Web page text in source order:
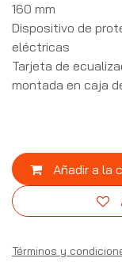
160 mm
Dispositivo de
eléctricas
Tarjeta de
montada en caja
Añadir a la
Términos y